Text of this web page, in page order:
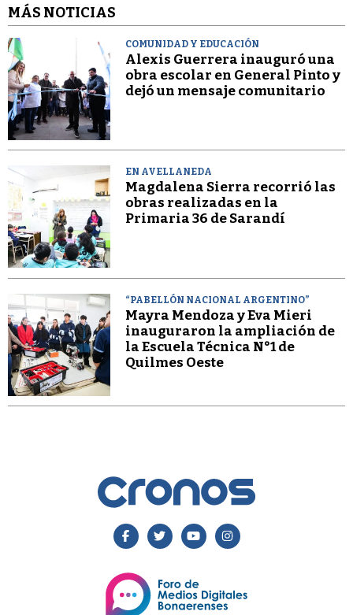
MÁS NOTICIAS
COMUNIDAD Y EDUCACIÓN
Alexis Guerrera inauguró una
obra escolar en General Pinto y
dejó un mensaje comunitario
EN AVELLANEDA
Magdalena Sierra recorrió las
obras realizadas en la
Primaria 36 de Sarandí
“PABELLÓN NACIONAL ARGENTINO”
Mayra Mendoza y Eva Mieri
inauguraron la ampliación de
la Escuela Técnica N°1 de
Quilmes Oeste